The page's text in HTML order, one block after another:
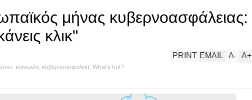
μήνας κυβερνοασφάλειας:
κλικ"
κοινωνία κυβερνοασφαλεια What's hot?
A+
A-
EMAIL
PRINT